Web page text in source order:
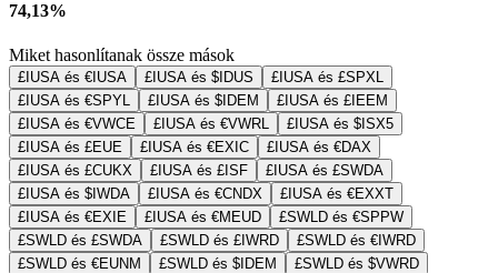
74,13%
Miket hasonlítanak össze mások
£IUSA és €IUSA £IUSA és $IDUS
£IUSA és £SPXL
£IUSA és €SPYL
£IUSA és $IDEM
£IUSA és £IEEM
£IUSA és €VWCE
£IUSA és €VWRL
£IUSA és $ISX5
£IUSA és £EUE
£IUSA és €EXIC
£IUSA és €DAX
£IUSA és £CUKX
£IUSA és £ISF
£IUSA és £SWDA
£IUSA és $IWDA
£IUSA és €CNDX
£IUSA és €EXXT
£IUSA és €EXIE
£IUSA és €MEUD
£SWLD és €SPPW
£SWLD és £SWDA
£SWLD és £IWRD
£SWLD és €IWRD
£SWLD és €EUNM
£SWLD és $IDEM
£SWLD és $VWRD